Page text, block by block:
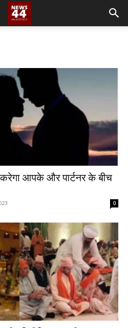
आपके और पार्टनर के बीच
0